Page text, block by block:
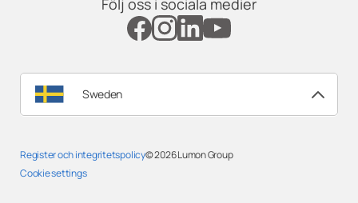
Följ oss i sociala medier
Sweden
Register och integritetspolicy
Cookie settings
© 2026Lumon Group